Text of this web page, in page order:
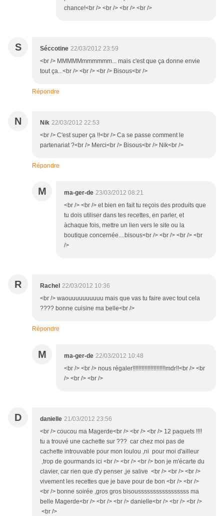
chance!<br /> <br /> <br /> <br />
S Séccotine 22/03/2012 23:59
<br /> MMMMMmmmmmm... mais c'est que ça donne envie
tout ça...<br /> <br /> <br /> Bisous<br />
Répondre
N Nik 22/03/2012 22:53
<br /> C'est super ça !!<br /> Ca se passe comment le
partenariat ?<br /> Merci<br /> Bisous<br /> Nik<br />
Répondre
M ma-ger-de 23/03/2012 08:21
<br /> <br /> et bien en fait tu reçois des produits que
tu dois utiliser dans tes recettes, en parler, et
àchaque fois, mettre un lien vers le site ou la
boutique concernée....bisous<br /> <br /> <br /> <br
/>
R Rachel 22/03/2012 10:36
<br /> waouuuuuuuuuu mais que vas tu faire avec tout cela
???? bonne cuisine ma belle<br />
Répondre
M ma-ger-de 22/03/2012 10:48
<br /> <br /> nous régaler!!!!!!!!!!!!!!!!!!!!!!mdr!!<br /> <br
/> <br /> <br />
D danielle 21/03/2012 23:56
<br /> coucou ma Magerde<br /> <br /> <br /> 12 paquets !!!!
tu a trouvé une cachette sur ??? car chez moi pas de
cachette introuvable pour mon loulou ,ni pour moi d'ailleur
,trop de gourmands ici <br /> <br /> <br /> bon je m'écarte du
clavier, car rien que d'y penser ,je salive <br /> <br /> <br />
vivement les recettes que je bave pour de bon <br /> <br />
<br /> bonne soirée ,gros gros bisousssssssssssssssss ma
belle Magerde<br /> <br /> <br /> danielle<br /> <br /> <br />
<br />